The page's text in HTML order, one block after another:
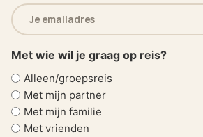
E-
mailadres
(Vereist)
Met wie wil je graag op reis?
Alleen/groepsreis
Met mijn partner
Met mijn familie
Met vrienden